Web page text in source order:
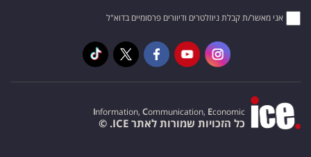
אני מאשר/ת קבלת ניוזלטרים ודיוורים פרסומיים בדוא"ל
Information, Communication, Economic
כל הזכויות שמורות לאתר ICE. ©